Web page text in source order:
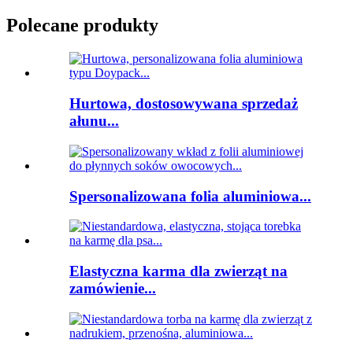
Polecane produkty
Hurtowa, dostosowywana sprzedaż
ałunu...
Spersonalizowana folia aluminiowa...
Elastyczna karma dla zwierząt na
zamówienie...